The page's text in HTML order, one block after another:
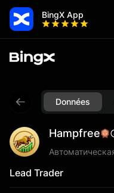
BingX App
Données
Hampfree
Lead Trader